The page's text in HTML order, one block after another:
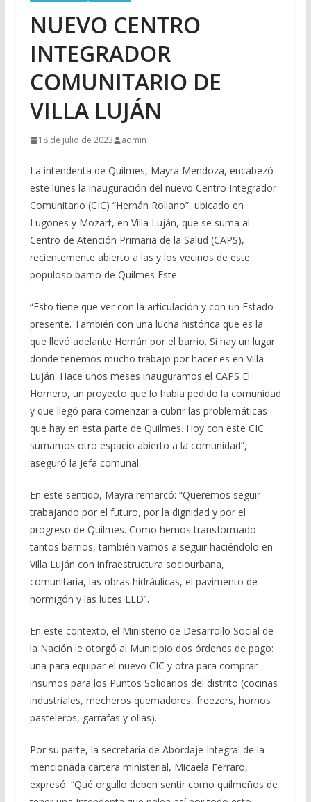
NUEVO CENTRO
INTEGRADOR
COMUNITARIO DE
VILLA LUJÁN
18 de julio de 2023 admin
La intendenta de Quilmes, Mayra Mendoza, encabezó
este lunes la inauguración del nuevo Centro Integrador
Comunitario (CIC) “Hernán Rollano”, ubicado en
Lugones y Mozart, en Villa Luján, que se suma al
Centro de Atención Primaria de la Salud (CAPS),
recientemente abierto a las y los vecinos de este
populoso barrio de Quilmes Este.
“Esto tiene que ver con la articulación y con un Estado
presente. También con una lucha histórica que es la
que llevó adelante Hernán por el barrio. Si hay un lugar
donde tenemos mucho trabajo por hacer es en Villa
Luján. Hace unos meses inauguramos el CAPS El
Hornero, un proyecto que lo había pedido la comunidad
y que llegó para comenzar a cubrir las problemáticas
que hay en esta parte de Quilmes. Hoy con este CIC
sumamos otro espacio abierto a la comunidad”,
aseguró la Jefa comunal.
En este sentido, Mayra remarcó: “Queremos seguir
trabajando por el futuro, por la dignidad y por el
progreso de Quilmes. Como hemos transformado
tantos barrios, también vamos a seguir haciéndolo en
Villa Luján con infraestructura sociourbana,
comunitaria, las obras hidráulicas, el pavimento de
hormigón y las luces LED”.
En este contexto, el Ministerio de Desarrollo Social de
la Nación le otorgó al Municipio dos órdenes de pago:
una para equipar el nuevo CIC y otra para comprar
insumos para los Puntos Solidarios del distrito (cocinas
industriales, mecheros quemadores, freezers, hornos
pasteleros, garrafas y ollas).
Por su parte, la secretaria de Abordaje Integral de la
mencionada cartera ministerial, Micaela Ferraro,
expresó: “Qué orgullo deben sentir como quilmeños de